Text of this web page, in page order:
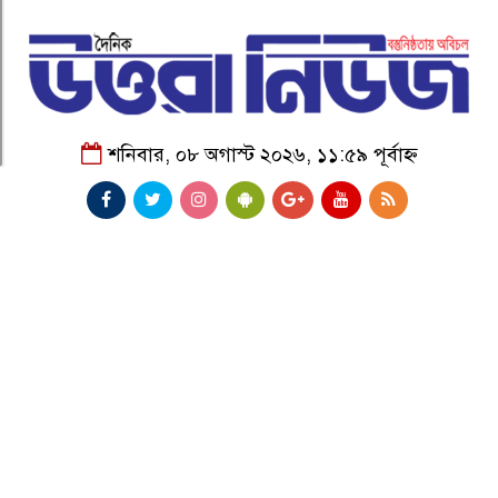
শনিবার, ০৮ অগাস্ট ২০২৬, ১১:৫৯ পূর্বাহ্ন